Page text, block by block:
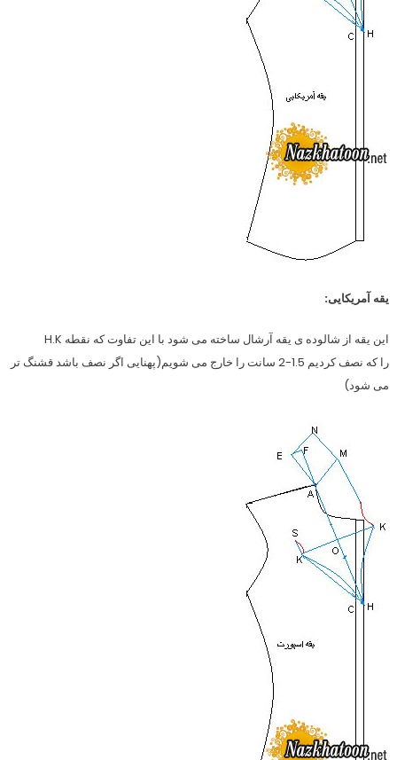
یقه آمریکایی:
این یقه از شالوده ی یقه آرشال ساخته می شود با این تفاوت که نقطه H.K
را که نصف کردیم 1.5-2 سانت را خارج می شویم(پهنایی اگر نصف باشد قشنگ تر
می شود)